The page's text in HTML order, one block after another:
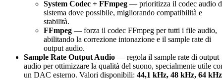
System Codec + FFmpeg — prioritizza il codec audio
sistema dove possibile, migliorando compatibilità e
stabilità.
FFmpeg — forza il codec FFmpeg per tutti i file audio,
abilitando la correzione intonazione e il sample rate di
output audio.
Sample Rate Output Audio — regola il sample rate di output
audio per ottimizzare la qualità del suono, specialmente utile
un DAC esterno. Valori disponibili: 44,1 kHz, 48 kHz, 64